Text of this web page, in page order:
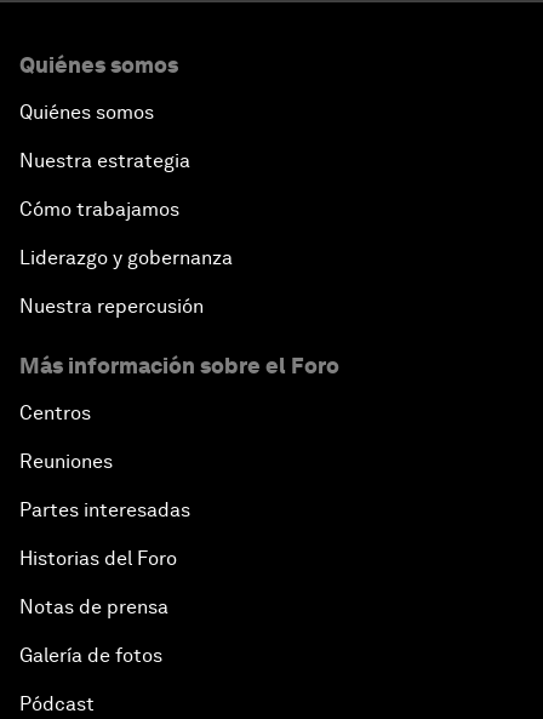
Quiénes somos
Quiénes somos
Nuestra estrategia
Cómo trabajamos
Liderazgo y gobernanza
Nuestra repercusión
Más información sobre el Foro
Centros
Reuniones
Partes interesadas
Historias del Foro
Notas de prensa
Galería de fotos
Pódcast